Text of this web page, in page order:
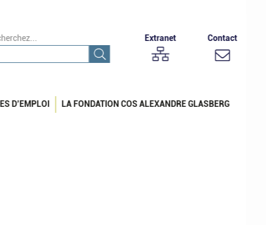
Extranet Contact
D’EMPLOI LA FONDATION COS ALEXANDRE GLASBERG